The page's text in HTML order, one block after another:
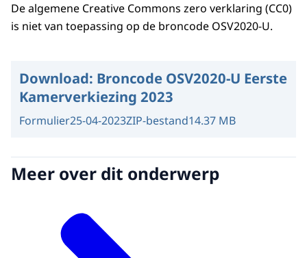
De algemene Creative Commons zero verklaring (CC0)
is niet van toepassing op de broncode OSV2020-U.
Download: Broncode OSV2020-U Eerste
Kamerverkiezing 2023
Formulier25-04-2023ZIP-bestand14.37 MB
Meer over dit onderwerp